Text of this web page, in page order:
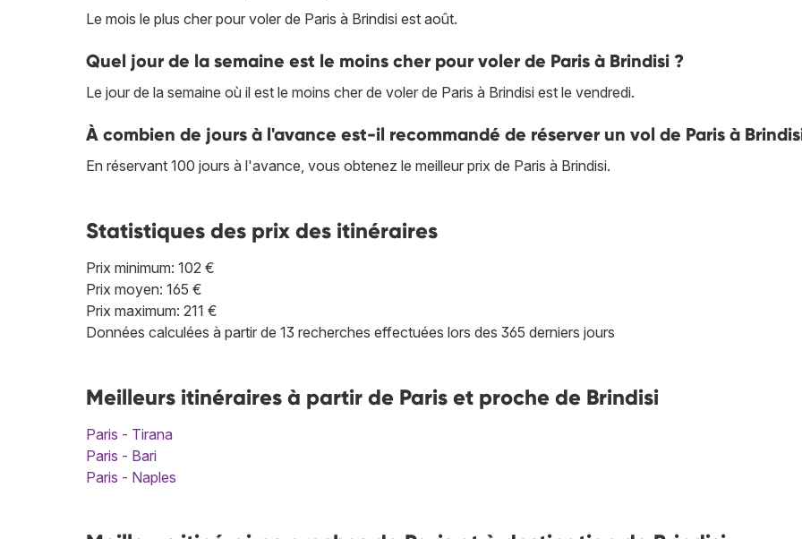
Le mois le plus cher pour voler de Paris à Brindisi est août.
Quel jour de la semaine est le moins cher pour voler de Paris à Brindisi ?
Le jour de la semaine où il est le moins cher de voler de Paris à Brindisi est le vendredi.
À combien de jours à l'avance est-il recommandé de réserver un vol de Paris à
En réservant 100 jours à l'avance, vous obtenez le meilleur prix de Paris à Brindisi.
Statistiques des prix des itinéraires
Prix minimum: 102 €
Prix moyen: 165 €
Prix maximum: 211 €
Données calculées à partir de 13 recherches effectuées lors des 365 derniers jours
Meilleurs itinéraires à partir de Paris et proche de Brindisi
Paris - Tirana
Paris - Bari
Paris - Naples